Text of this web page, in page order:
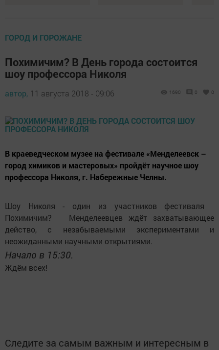
ГОРОД И ГОРОЖАНЕ
Похимичим? В День города состоится
шоу профессора Николя
автор, 11 августа 2018 - 09:06 1690 0 0
В краеведческом музее на фестивале «Менделеевск –
город химиков и мастеровых» пройдёт научное шоу
профессора Николя, г. Набережные Челны.
Шоу Николя - один из участников фестиваля
Похимичим? Менделеевцев ждёт захватывающее
действо, с незабываемыми экспериментами и
неожиданными научными открытиями.
Начало в 15:30.
Ждём всех!
Следите за самым важным и интересным в